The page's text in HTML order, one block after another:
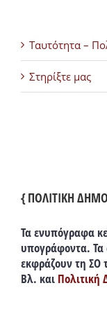
Ταυτότητα –
Στηρίξτε μας
{ ΠΟΛΙΤΙΚΗ
Τα ενυπόγραφα
υπογράφοντα. Τα
εκφράζουν τη ΣΟ
Βλ. και Πολιτική